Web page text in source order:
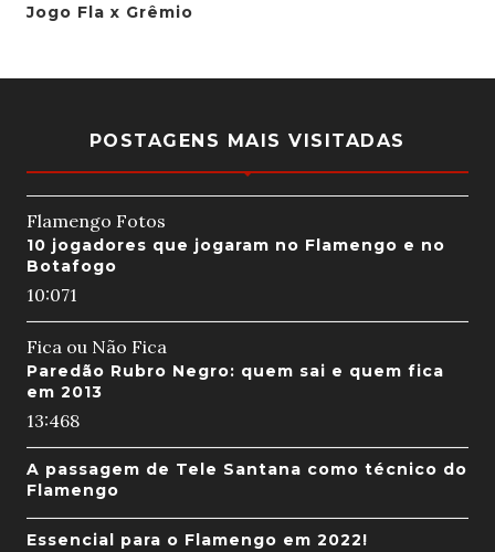
Jogo Fla x Grêmio
POSTAGENS MAIS VISITADAS
Flamengo Fotos
10 jogadores que jogaram no Flamengo e no
Botafogo
10:071
Fica ou Não Fica
Paredão Rubro Negro: quem sai e quem fica
em 2013
13:468
A passagem de Tele Santana como técnico do
Flamengo
Essencial para o Flamengo em 2022!